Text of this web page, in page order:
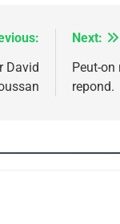
David
Next:
Peut-
repond.
– Jacques